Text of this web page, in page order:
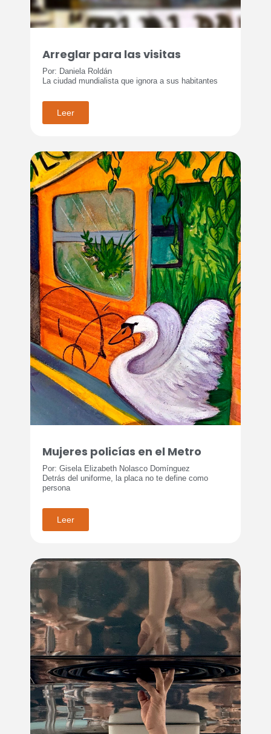
Arreglar para las visitas
Por: Daniela Roldán
La ciudad mundialista que ignora a sus habitantes
Leer
Mujeres policías en el Metro
Por: Gisela Elizabeth Nolasco Domínguez
Detrás del uniforme, la placa no te define como
persona
Leer